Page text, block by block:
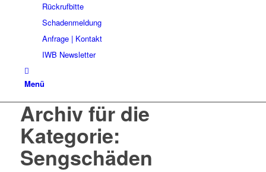
Rückrufbitte
Schadenmeldung
Anfrage | Kontakt
IWB Newsletter
Menü
Archiv für die
Kategorie:
Sengschäden